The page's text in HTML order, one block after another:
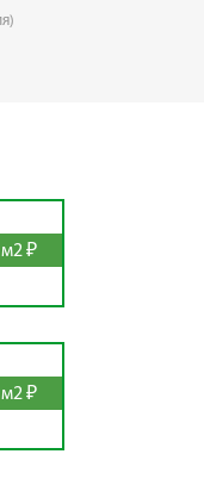
м2 ₽
м2 ₽